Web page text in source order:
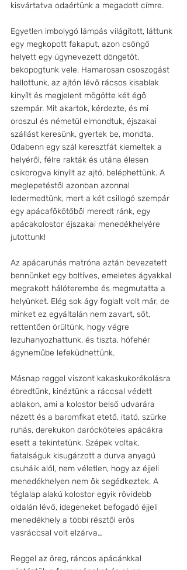
kisvártatva odaértünk a megadott címre.
Egyetlen imbolygó lámpás világított, láttunk
egy megkopott fakaput, azon csöngő
helyett egy úgynevezett döngetőt,
bekopogtunk vele. Hamarosan csoszogást
hallottunk, az ajtón lévő rácsos kisablak
kinyílt és megjelent mögötte két égő
szempár. Mit akartok, kérdezte, és mi
oroszul és németül elmondtuk, éjszakai
szállást keresünk, gyertek be, mondta.
Odabenn egy szál keresztfát kiemeltek a
helyéről, félre rakták és utána élesen
csikorogva kinyílt az ajtó, beléphettünk. A
meglepetéstől azonban azonnal
ledermedtünk, mert a két csillogó szempár
egy apácafőkötőből meredt ránk, egy
apácakolostor éjszakai menedékhelyére
jutottunk!
Az apácaruhás matróna aztán bevezetett
bennünket egy boltíves, emeletes ágyakkal
megrakott hálóterembe és megmutatta a
helyünket. Elég sok ágy foglalt volt már, de
minket ez egyáltalán nem zavart, sőt,
rettentően örültünk, hogy végre
lezuhanyozhattunk, és tiszta, hófehér
ágyneműbe lefeküdhettünk.
Másnap reggel viszont kakaskukorékolásra
ébredtünk, kinéztünk a ráccsal védett
ablakon, ami a kolostor belső udvarára
nézett és a baromfikat etető, itató, szürke
ruhás, derekukon darócköteles apácákra
esett a tekintetünk. Szépek voltak,
fiatalságuk kisugárzott a durva anyagú
csuháik alól, nem véletlen, hogy az éjjeli
menedékhelyen nem ők segédkeztek. A
téglalap alakú kolostor egyik rövidebb
oldalán lévő, idegeneket befogadó éjjeli
menedékhely a többi résztől erős
vasráccsal volt elzárva…
Reggel az öreg, ráncos apácánkkal